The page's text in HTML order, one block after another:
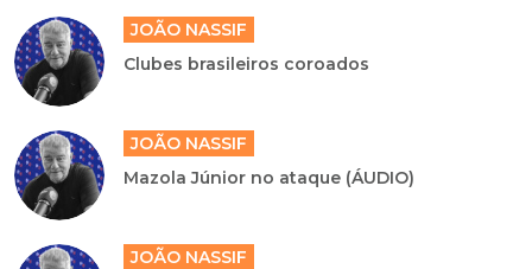
JOÃO NASSIF
Clubes brasileiros coroados
JOÃO NASSIF
Mazola Júnior no ataque (ÁUDIO)
JOÃO NASSIF